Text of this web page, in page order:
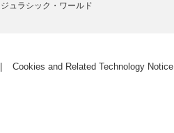
ジュラシック・ワールド
Cookies and Related Technology Notice